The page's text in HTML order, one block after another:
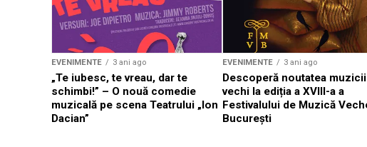
EVENIMENTE 3 ani ago
„Te iubesc, te vreau, dar te
schimbi!” – O nouă comedie
muzicală pe scena Teatrului „Ion
Dacian”
EVENIMENTE 3 ani ago
Descoperă noutatea muzicii
vechi la ediția a XVIII-a a
Festivalului de Muzică
București